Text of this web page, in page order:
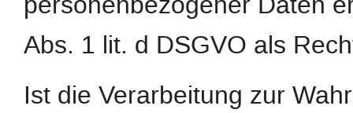
Abs. 1 lit. d DSGVO als
Ist die Verarbeitung zur